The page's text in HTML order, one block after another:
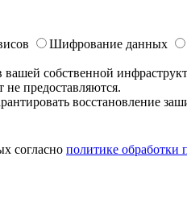
Шифрование данных
собственной
предоставляются.
восстановление
согласно политике обработки